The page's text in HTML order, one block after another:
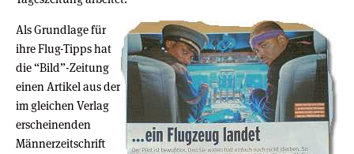
Als Grundlage für
ihre Flug-Tipps hat
die “Bild”-Zeitung
einen Artikel aus der
im gleichen Verlag
erscheinenden
Männerzeitschrift